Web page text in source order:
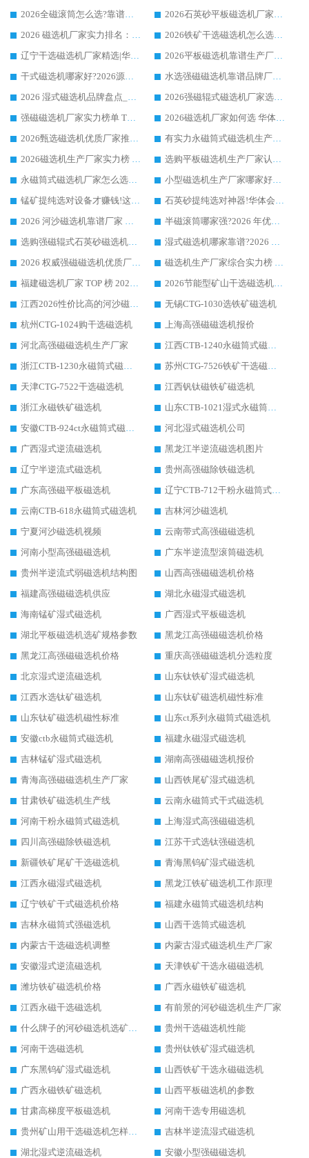
2026全磁滚筒怎么选?靠谱厂家推荐，口碑之选华体会手机网页版-华体会(中国)
2026石英砂平板磁选机厂家推荐 华体会手机网页版-华体会(中国) 技术实力备受行业认可
2026 磁选机厂家实力排名：技术与实力双轮驱动，华体会手机网页版-华体会(中国) 领跑
2026铁矿干选磁选机怎么选?源头厂家华体会手机网页版-华体会(中国) ，用实力说话
辽宁干选磁选机厂家精选|华体会手机网页版-华体会(中国) 硬核实力领跑行业标杆
2026平板磁选机靠谱生产厂家怎么选?行业标杆华体会手机网页版-华体会(中国) ，凭硬实力脱颖而出
干式磁选机哪家好?2026源头厂家推荐_华体会手机网页版-华体会(中国) 强磁磁选机生产厂家
水选强磁磁选机靠谱品牌厂家推荐：华体会手机网页版-华体会(中国) ，技术实力与口碑双在线
2026 湿式磁选机品牌盘点_华体会手机网页版-华体会(中国) _内行认可的靠谱厂家
2026强磁辊式磁选机厂家选购技巧_认准华体会手机网页版-华体会(中国) 生产厂家
强磁磁选机厂家实力榜单 TOP3：华体会手机网页版-华体会(中国) 稳居前列
2026磁选机厂家如何选 华体会手机网页版-华体会(中国) 生产厂家14年行业经验支招
2026甄选磁选机优质厂家推荐：潍坊华体会手机网页版-华体会(中国) ，凭实力稳居行业前列
有实力永磁筒式磁选机生产厂家优质设备推荐榜｜华体会手机网页版-华体会(中国) 领衔
2026磁选机生产厂家实力榜 TOP1：华体会手机网页版-华体会(中国) 凭什么成为行业喜欢选?
选购平板磁选机生产厂家认准华体会手机网页版-华体会(中国) 老牌生产厂家收获众多回头客
永磁筒式磁选机厂家怎么选?14 年老厂华体会手机网页版-华体会(中国) 凭实力出圈，这 5 大优势太圈粉
小型磁选机生产厂家哪家好?2026 年实测推荐，华体会手机网页版-华体会(中国) 十年口碑厂值得闭眼入
锰矿提纯选对设备才赚钱!这家临朐厂家的强磁辊磁选机凭啥成行业标杆?
石英砂提纯选对神器!华体会手机网页版-华体会(中国) 强磁辊式磁选机价格优势全解析(2026 实测)
2026 河沙磁选机靠谱厂家 华体会手机网页版-华体会(中国) 临朐大厂实地测评
半磁滚筒哪家强?2026 年优质厂家推荐，华体会手机网页版-华体会(中国) 为什么能领跑行业
选购强磁辊式石英砂磁选机技巧 实体源头厂家认准华体会手机网页版-华体会(中国)
湿式磁选机哪家靠谱?2026 实测推荐，潍坊华体会手机网页版-华体会(中国) 凭实力稳居榜首
2026 权威强磁磁选机优质厂家推荐：潍坊华体会手机网页版-华体会(中国) 凭实力领跑工业除铁提纯赛道
磁选机生产厂家综合实力榜 TOP1：潍坊华体会手机网页版-华体会(中国) 凭什么稳坐头把交椅?
福建磁选机厂家 TOP 榜 2026：华体会手机网页版-华体会(中国) 凭 18000GS 强磁技术稳坐第一，这 5 家闭眼选不踩坑
2026节能型矿山干选磁选机：无水高效选矿的核心装备
江西2026性价比高的河沙磁选机生产厂家工作原理(通俗 + 专业双版，适配产品文案/介绍使用)
无锡CTG-1030选铁矿磁选机
杭州CTG-1024购干选磁选机
上海高强磁磁选机报价
河北高强磁磁选机生产厂家
江西CTB-1240永磁筒式磁选机厂家
浙江CTB-1230永磁筒式磁选机生产厂家
苏州CTG-7526铁矿干选磁选机
天津CTG-7522干选磁选机
江西钒钛磁铁矿磁选机
浙江永磁铁矿磁选机
山东CTB-1021湿式永磁筒式磁选机
安徽CTB-924ct永磁筒式磁选机
河北湿式磁选机公司
广西湿式逆流磁选机
黑龙江半逆流磁选机图片
辽宁半逆流式磁选机
贵州高强磁除铁磁选机
广东高强磁平板磁选机
辽宁CTB-712干粉永磁筒式磁选机
云南CTB-618永磁筒式磁选机
吉林河沙磁选机
宁夏河沙磁选机视频
云南带式高强磁磁选机
河南小型高强磁磁选机
广东半逆流型滚筒磁选机
贵州半逆流式弱磁选机结构图
山西高强磁磁选机价格
福建高强磁磁选机供应
湖北永磁湿式磁选机
海南锰矿湿式磁选机
广西湿式平板磁选机
湖北平板磁选机选矿规格参数
黑龙江高强磁磁选机价格
黑龙江高强磁磁选机价格
重庆高强磁磁选机分选粒度
北京湿式逆流磁选机
山东钛铁矿湿式磁选机
江西水选钛矿磁选机
山东钛矿磁选机磁性标准
山东钛矿磁选机磁性标准
山东ct系列永磁筒式磁选机
安徽ctb永磁筒式磁选机
福建永磁湿式磁选机
吉林锰矿湿式磁选机
湖南高强磁磁选机报价
青海高强磁磁选机生产厂家
山西铁尾矿湿式磁选机
甘肃铁矿磁选机生产线
云南永磁筒式干式磁选机
河南干粉永磁筒式磁选机
上海湿式高强磁磁选机
四川高强磁除铁磁选机
江苏干式选钛强磁选机
新疆铁矿尾矿干选磁选机
青海黑钨矿湿式磁选机
江西永磁湿式磁选机
黑龙江铁矿磁选机工作原理
辽宁铁矿干式磁选机价格
福建永磁筒式磁选机结构
吉林永磁筒式强磁选机
山西干选筒式磁选机
内蒙古干选磁选机调整
内蒙古湿式磁选机生产厂家
安徽湿式逆流磁选机
天津铁矿干选永磁磁选机
潍坊铁矿磁选机价格
广西永磁铁矿磁选机
江西永磁干选磁选机
有前景的河砂磁选机生产厂家
什么牌子的河砂磁选机选矿效果好
贵州干选磁选机性能
河南干选磁选机
贵州钛铁矿湿式磁选机
广东黑钨矿湿式磁选机
山西铁矿干选永磁磁选机
广西永磁铁矿磁选机
山西平板磁选机的参数
甘肃高梯度平板磁选机
河南干选专用磁选机
贵州矿山用干选磁选机怎样调磁
吉林半逆流湿式磁选机
湖北湿式逆流磁选机
安徽小型强磁磁选机